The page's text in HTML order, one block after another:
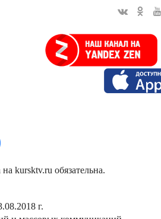
kursktv.ru обязательна.
г.